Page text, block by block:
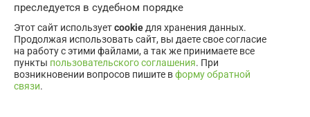
преследуется в судебном порядке
Этот сайт используетcookie для хранения данных.
Продолжая использовать сайт, вы даете свое согласие
на работу с этими файлами, а так же принимаете все
пункты пользовательского соглашения. При
возникновении вопросов пишите вформу обратной
связи.